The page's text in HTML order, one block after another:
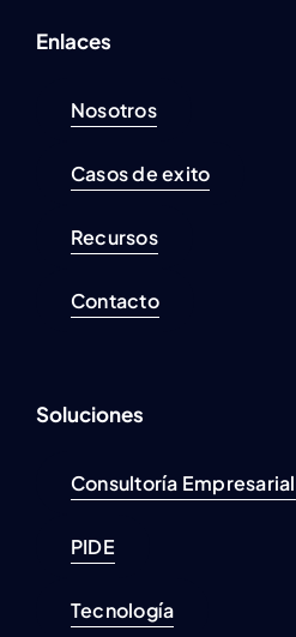
Enlaces
Nosotros
Casos de exito
Recursos
Contacto
Soluciones
Consultoría Empresarial
PIDE
Tecnología